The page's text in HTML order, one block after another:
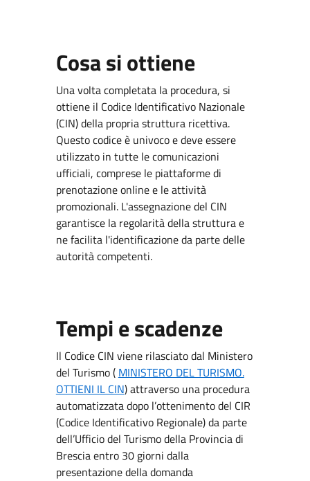
Cosa si ottiene
Una volta completata la procedura, si
ottiene il Codice Identificativo Nazionale
(CIN) della propria struttura ricettiva.
Questo codice è univoco e deve essere
utilizzato in tutte le comunicazioni
ufficiali, comprese le piattaforme di
prenotazione online e le attività
promozionali. L'assegnazione del CIN
garantisce la regolarità della struttura e
ne facilita l'identificazione da parte delle
autorità competenti.
Tempi e scadenze
Il Codice CIN viene rilasciato dal Ministero
del Turismo ( MINISTERO DEL TURISMO.
OTTIENI IL CIN) attraverso una procedura
automatizzata dopo l’ottenimento del CIR
(Codice Identificativo Regionale) da parte
dell’Ufficio del Turismo della Provincia di
Brescia entro 30 giorni dalla
presentazione della domanda